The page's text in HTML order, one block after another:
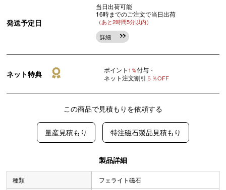
発送予定日
当日出荷可能
16時までのご注文で当日出荷
（あと2時間5分以内）
詳細
ネット特典 ポイント 1％付与・
ネット注文割引 ５％OFF
この商品で見積もりを依頼する
量産見積もり 特注磁石製品見積もり
製品詳細
種類 フェライト磁石